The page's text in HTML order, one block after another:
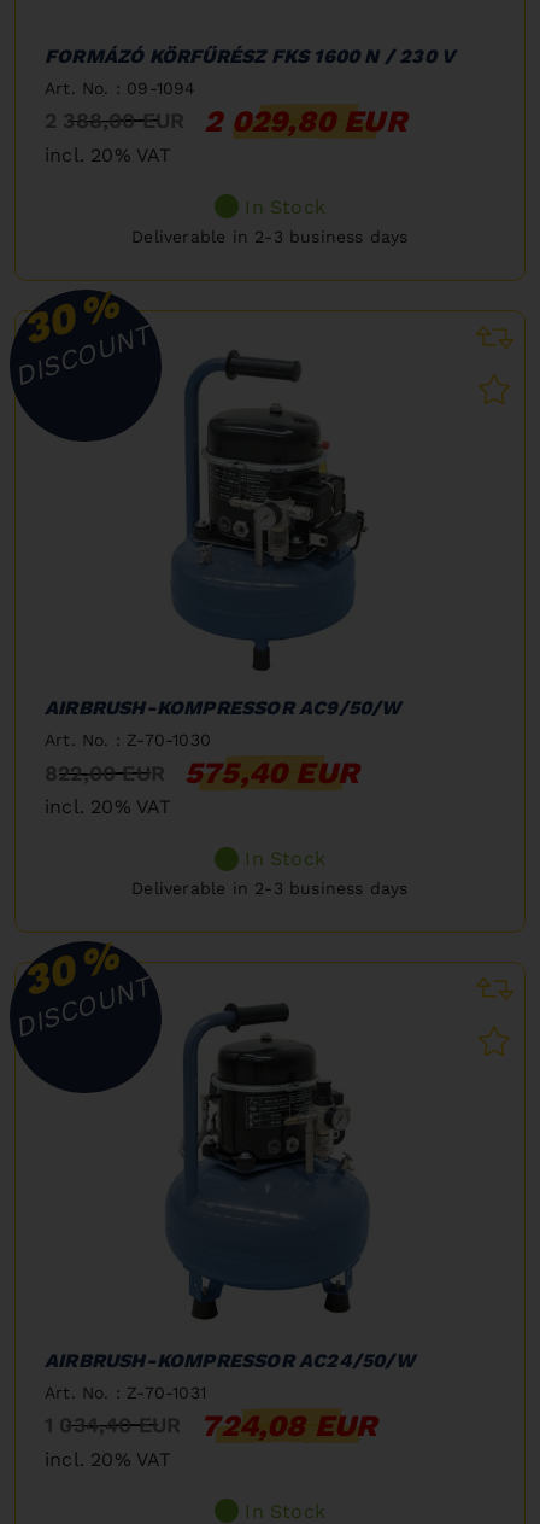
FORMÁZÓ KÖRFŰRÉSZ FKS 1600 N / 230 V
Art. No. : 09-1094
2 388,00 EUR 2 029,80 EUR
incl. 20% VAT
In Stock
Deliverable in 2-3 business days
30%
DISCOUNT
AIRBRUSH-KOMPRESSOR AC9/50/W
Art. No. : Z-70-1030
822,00 EUR 575,40 EUR
incl. 20% VAT
In Stock
Deliverable in 2-3 business days
30%
DISCOUNT
AIRBRUSH-KOMPRESSOR AC24/50/W
Art. No. : Z-70-1031
1 034,40 EUR 724,08 EUR
incl. 20% VAT
In Stock